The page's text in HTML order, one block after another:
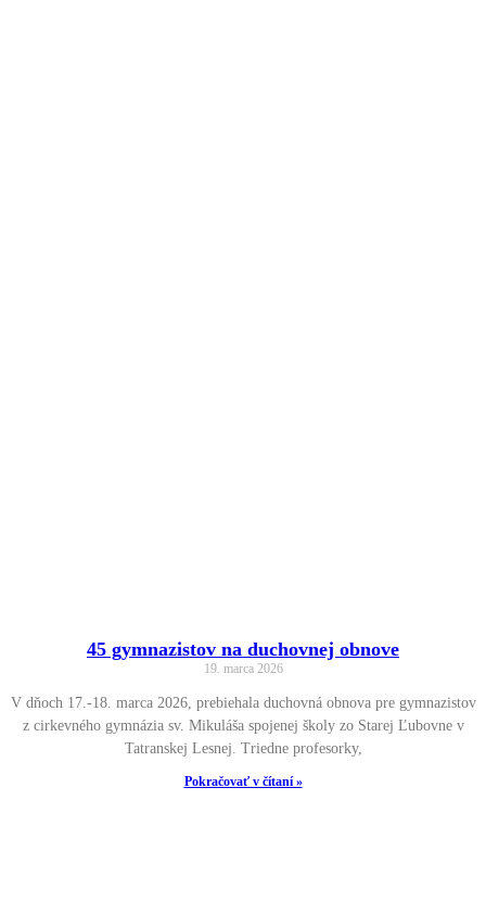
45 gymnazistov na duchovnej obnove
19. marca 2026
V dňoch 17.-18. marca 2026, prebiehala duchovná obnova pre gymnazistov
z cirkevného gymnázia sv. Mikuláša spojenej školy zo Starej Ľubovne v
Tatranskej Lesnej. Triedne profesorky,
Pokračovať v čítaní »